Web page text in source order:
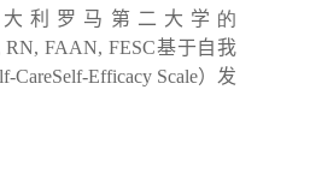
利罗马第二大学 的
RN, FAAN, FESC基于自我
CareSelf-Efficacy Scale）发